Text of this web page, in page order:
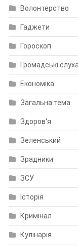
Волонтерство
Гаджети
Гороскоп
Громадські
Економіка
Загальна тема
Здоров'я
Зеленський
Зрадники
ЗСУ
Історія
Кримінал
Кулінарія